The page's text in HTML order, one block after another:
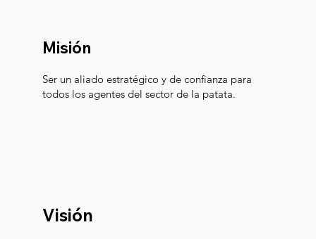
Misión
Ser un aliado estratégico y de confianza para
todos los agentes del sector de la patata.
Visión